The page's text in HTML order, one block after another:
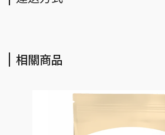
相關商品